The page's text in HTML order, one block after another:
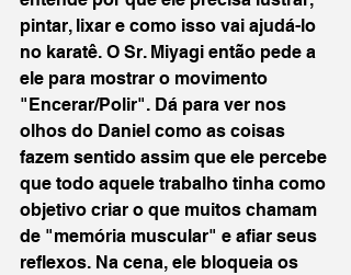
pintar, lixar e como isso vai ajudá-lo
no karatê. O Sr. Miyagi então pede a
ele para mostrar o movimento
"Encerar/Polir". Dá para ver nos
olhos do Daniel como as coisas
fazem sentido assim que ele percebe
que todo aquele trabalho tinha como
objetivo criar o que muitos chamam
de "memória muscular" e afiar seus
reflexos. Na cena, ele bloqueia os